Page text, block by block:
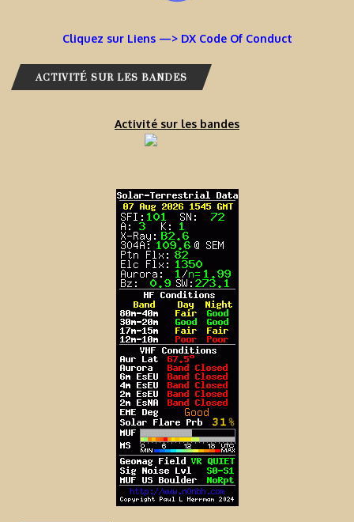
Cliquez sur Liens —> DX Code Of Conduct
ACTIVITÉ SUR LES BANDES
Activité sur les bandes